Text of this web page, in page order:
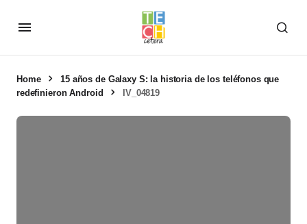
Home
15 años de Galaxy S: la historia de los teléfonos que
redefinieron Android
IV_04819